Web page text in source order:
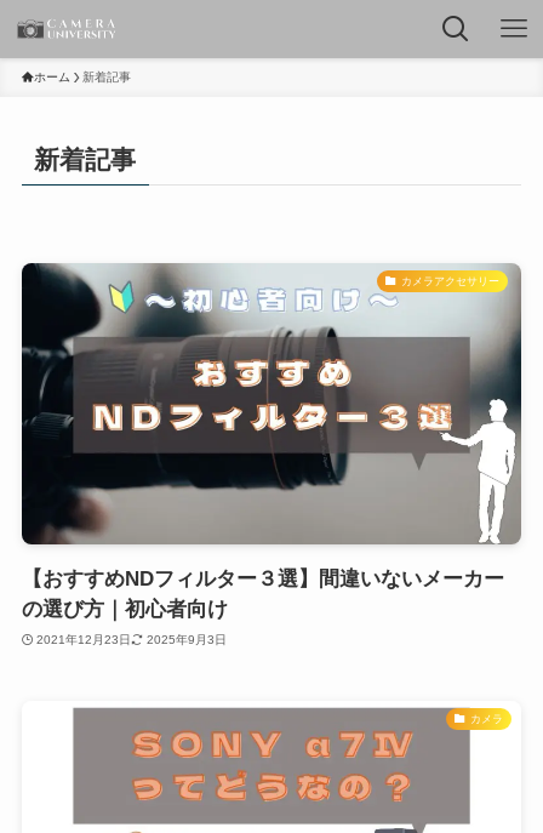
ホーム 新着記事
新着記事
カメラアクセサリー
【おすすめNDフィルター３選】間違いないメーカー
の選び方｜初心者向け
2021年12月23日 2025年9月3日
カメラ